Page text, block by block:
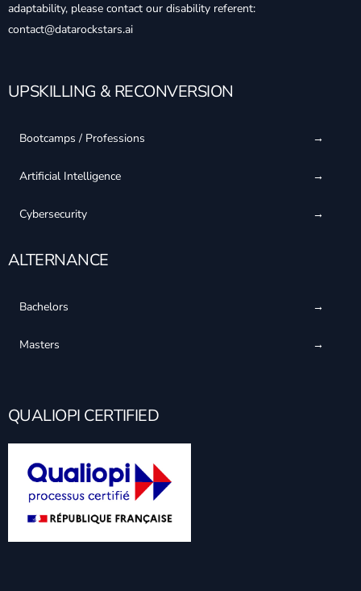
adaptability, please contact our disability referent:
contact@datarockstars.ai
UPSKILLING & RECONVERSION
Bootcamps / Professions
Artificial Intelligence
Cybersecurity
ALTERNANCE
Bachelors
Masters
QUALIOPI CERTIFIED